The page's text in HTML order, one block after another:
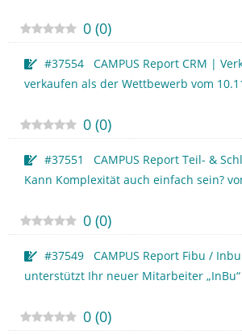
0 (0)
#37554 CAMPUS Report CRM |
verkaufen als der Wettbewerb vom
0 (0)
#37551 CAMPUS Report Teil- &
Kann Komplexität auch einfach sein?
0 (0)
#37549 CAMPUS Report Fibu /
unterstützt Ihr neuer Mitarbeiter „InBu“
0 (0)